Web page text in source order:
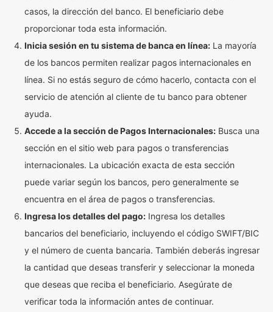
casos, la dirección del banco. El beneficiario debe
proporcionar toda esta información.
Inicia sesión en tu sistema de banca en línea: La mayoría
de los bancos permiten realizar pagos internacionales en
línea. Si no estás seguro de cómo hacerlo, contacta con el
servicio de atención al cliente de tu banco para obtener
ayuda.
Accede a la sección de Pagos Internacionales: Busca una
sección en el sitio web para pagos o transferencias
internacionales. La ubicación exacta de esta sección
puede variar según los bancos, pero generalmente se
encuentra en el área de pagos o transferencias.
Ingresa los detalles del pago: Ingresa los detalles
bancarios del beneficiario, incluyendo el código SWIFT/BIC
y el número de cuenta bancaria. También deberás ingresar
la cantidad que deseas transferir y seleccionar la moneda
que deseas que reciba el beneficiario. Asegúrate de
verificar toda la información antes de continuar.